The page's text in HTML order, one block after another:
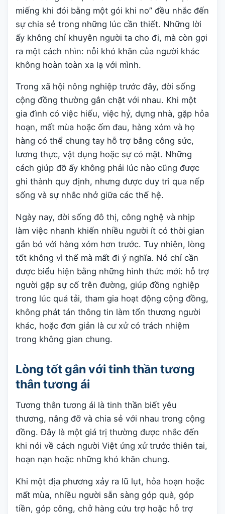
miếng khi đói bằng một gói khi no” đều nhắc đến
sự chia sẻ trong những lúc cần thiết. Những lời
ấy không chỉ khuyên người ta cho đi, mà còn gợi
ra một cách nhìn: nỗi khó khăn của người khác
không hoàn toàn xa lạ với mình.
Trong xã hội nông nghiệp trước đây, đời sống
cộng đồng thường gắn chặt với nhau. Khi một
gia đình có việc hiếu, việc hỷ, dựng nhà, gặp hỏa
hoạn, mất mùa hoặc ốm đau, hàng xóm và họ
hàng có thể chung tay hỗ trợ bằng công sức,
lương thực, vật dụng hoặc sự có mặt. Những
cách giúp đỡ ấy không phải lúc nào cũng được
ghi thành quy định, nhưng được duy trì qua nếp
sống và sự nhắc nhở giữa các thế hệ.
Ngày nay, đời sống đô thị, công nghệ và nhịp
làm việc nhanh khiến nhiều người ít có thời gian
gắn bó với hàng xóm hơn trước. Tuy nhiên, lòng
tốt không vì thế mà mất đi ý nghĩa. Nó chỉ cần
được biểu hiện bằng những hình thức mới: hỗ trợ
người gặp sự cố trên đường, giúp đồng nghiệp
trong lúc quá tải, tham gia hoạt động cộng đồng,
không phát tán thông tin làm tổn thương người
khác, hoặc đơn giản là cư xử có trách nhiệm
trong không gian chung.
Lòng tốt gắn với tinh thần tương
thân tương ái
Tương thân tương ái là tinh thần biết yêu
thương, nâng đỡ và chia sẻ với nhau trong cộng
đồng. Đây là một giá trị thường được nhắc đến
khi nói về cách người Việt ứng xử trước thiên tai,
hoạn nạn hoặc những khó khăn chung.
Khi một địa phương xảy ra lũ lụt, hỏa hoạn hoặc
mất mùa, nhiều người sẵn sàng góp quà, góp
tiền, góp công, chở hàng cứu trợ hoặc hỗ trợ